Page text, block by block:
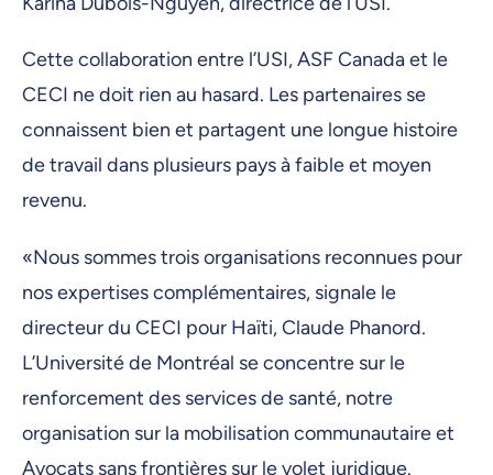
Cette collaboration entre l’USI, ASF Canada et le
CECI ne doit rien au hasard. Les partenaires se
connaissent bien et partagent une longue histoire
de travail dans plusieurs pays à faible et moyen
revenu.
«Nous sommes trois organisations reconnues pour
nos expertises complémentaires, signale le
directeur du CECI pour Haïti, Claude Phanord.
L’Université de Montréal se concentre sur le
renforcement des services de santé, notre
organisation sur la mobilisation communautaire et
Avocats sans frontières sur le volet juridique.